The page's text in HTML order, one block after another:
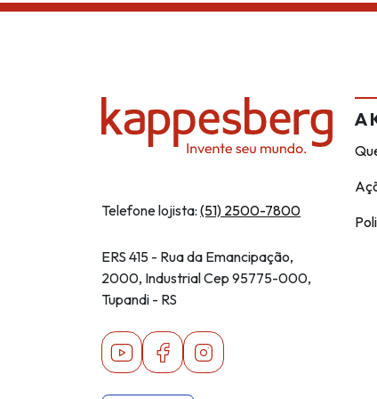
Telefone lojista: (51) 2500-7800
ERS 415 - Rua da Emancipação,
2000, Industrial Cep 95775-000,
Tupandi - RS
YoutubeFacebookInstagram
A